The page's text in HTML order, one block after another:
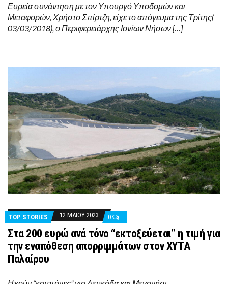
Ευρεία συνάντηση με τον Υπουργό Υποδομών και
Μεταφορών, Χρήστο Σπίρτζη, είχε το απόγευμα της Τρίτης(
03/03/2018), ο Περιφερειάρχης Ιονίων Νήσων […]
TOP STORIES 12 ΜΑΪ́ΟΥ 2023 0
Στα 200 ευρώ ανά τόνο “εκτοξεύεται” η τιμή για
την εναπόθεση απορριμμάτων στον ΧΥΤΑ
Παλαίρου